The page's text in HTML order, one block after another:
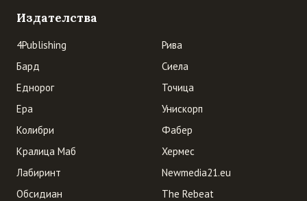
Издателства
4Publishing
Бард
Еднорог
Ера
Колибри
Кралица Маб
Лабиринт
Обсидиан
Рива
Сиела
Точица
Унискорп
Фабер
Хермес
Newmedia21.eu
The Rebeat